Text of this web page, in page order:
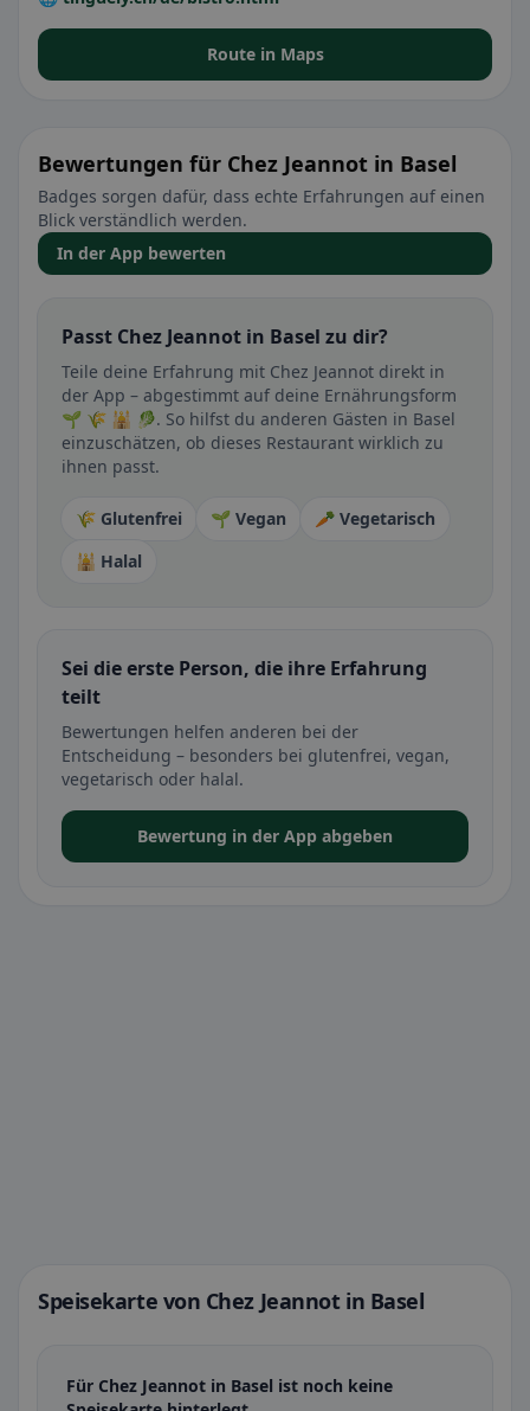
Route in Maps
Bewertungen für Chez Jeannot in Basel
Badges sorgen dafür, dass echte Erfahrungen auf einen
Blick verständlich werden.
In der App bewerten
Passt Chez Jeannot in Basel zu dir?
Teile deine Erfahrung mit Chez Jeannot direkt in
der App – abgestimmt auf deine Ernährungsform
🌱 🌾 🕌 🥬. So hilfst du anderen Gästen in Basel
einzuschätzen, ob dieses Restaurant wirklich zu
ihnen passt.
🌾 Glutenfrei 🌱 Vegan
🥕 Vegetarisch
🕌 Halal
Sei die erste Person, die ihre Erfahrung
teilt
Bewertungen helfen anderen bei der
Entscheidung – besonders bei glutenfrei, vegan,
vegetarisch oder halal.
Bewertung in der App abgeben
Speisekarte von Chez Jeannot in Basel
Für Chez Jeannot in Basel ist noch keine